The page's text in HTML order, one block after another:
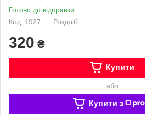
Готово до відправки
Код: 1927
Роздріб
320 ₴
Купити
або
Купити з